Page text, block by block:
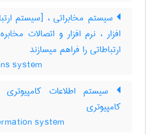
سیستم مخابراتی ، [سیستم
افزار ، نرم افزار و اتصالات
ارتباطاتی را فراهم میسازند
system
سیستم اطلاعات
کامپیوتری
system